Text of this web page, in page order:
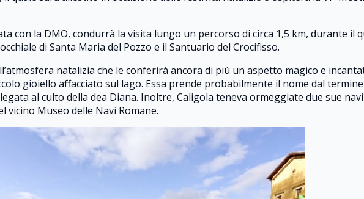
con la DMO, condurrà la visita lungo un percorso di circa 1,5 km, durante il
di Santa Maria del Pozzo e il Santuario del Crocifisso.
natalizia che le conferirà ancora di più un aspetto magico e
gioiello affacciato sul lago. Essa prende probabilmente il nome dal termine
al culto della dea Diana. Inoltre, Caligola teneva ormeggiate due sue
Museo delle Navi Romane.